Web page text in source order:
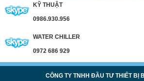
KỸ THUẬT
0986.930.956
WATER CHILLER
0972 686 929
CÔNG TY TNHH ĐẦU TƯ THIẾT BỊ